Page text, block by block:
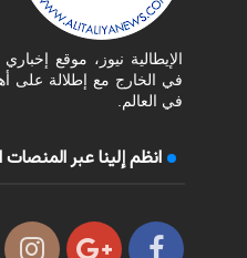
الإيطالية نيوز، موقع
في الخارج مع إطلالة على
في العالم.
انظم إلينا عبر المنصات